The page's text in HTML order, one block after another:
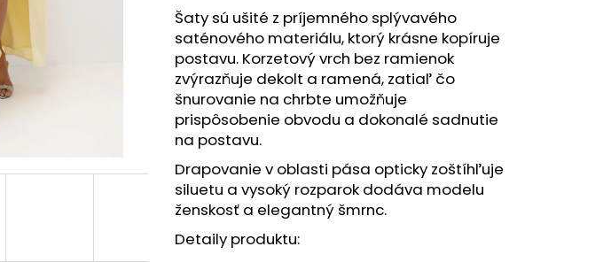
Šaty sú ušité z príjemného splývavého
saténového materiálu, ktorý krásne kopíruje
postavu. Korzetový vrch bez ramienok
zvýrazňuje dekolt a ramená, zatiaľ čo
šnurovanie na chrbte umožňuje
prispôsobenie obvodu a dokonalé sadnutie
na postavu.
Drapovanie v oblasti pása opticky zoštíhľuje
siluetu a vysoký rozparok dodáva modelu
ženskosť a elegantný šmrnc.
Detaily produktu: